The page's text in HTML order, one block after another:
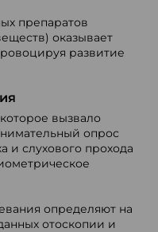
препаратов
оказывает
развитие
вызвало
опрос
и слухового прохода
определяют на
отоскопии и